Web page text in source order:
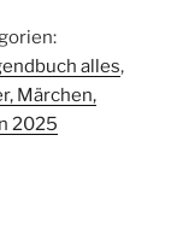
alles,
Märchen,
2025